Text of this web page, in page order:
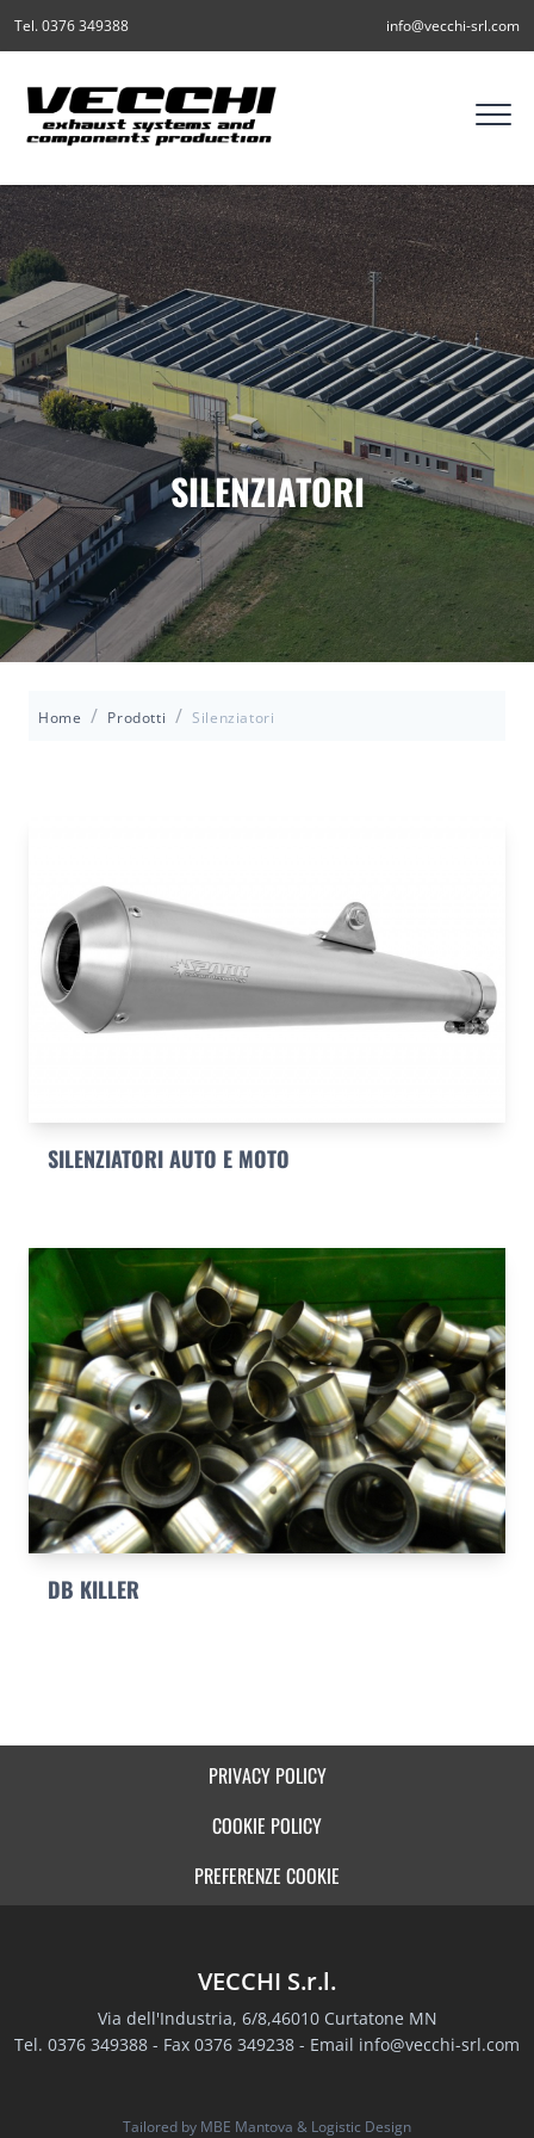
Tel. 0376 349388 info@vecchi-srl.com
SILENZIATORI
Home / Prodotti / Silenziatori
SILENZIATORI AUTO E MOTO
DB KILLER
PRIVACY POLICY
COOKIE POLICY
PREFERENZE COOKIE
VECCHI S.r.l.
Via dell'Industria, 6/8,46010 Curtatone MN
Tel. 0376 349388 - Fax 0376 349238 - Email info@vecchi-srl.com
Tailored by MBE Mantova & Logistic Design